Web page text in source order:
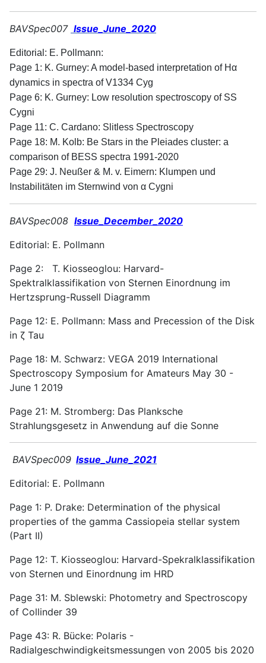
BAVSpec007 Issue_June_2020
Editorial: E. Pollmann:
Page 1: K. Gurney: A model-based interpretation of Hα
dynamics in spectra of V1334 Cyg
Page 6: K. Gurney: Low resolution spectroscopy of SS
Cygni
Page 11: C. Cardano: Slitless Spectroscopy
Page 18: M. Kolb: Be Stars in the Pleiades cluster: a
comparison of BESS spectra 1991-2020
Page 29: J. Neußer & M. v. Eimern: Klumpen und
Instabilitäten im Sternwind von α Cygni
BAVSpec008 Issue_December_2020
Editorial: E. Pollmann
Page 2: T. Kiosseoglou: Harvard-
Spektralklassifikation von Sternen Einordnung im
Hertzsprung-Russell Diagramm
Page 12: E. Pollmann: Mass and Precession of the Disk
in ζ Tau
Page 18: M. Schwarz: VEGA 2019 International
Spectroscopy Symposium for Amateurs May 30 -
June 1 2019
Page 21: M. Stromberg: Das Planksche
Strahlungsgesetz in Anwendung auf die Sonne
BAVSpec009 Issue_June_2021
Editorial: E. Pollmann
Page 1: P. Drake: Determination of the physical
properties of the gamma Cassiopeia stellar system
(Part II)
Page 12: T. Kiosseoglou: Harvard-Spekralklassifikation
von Sternen und Einordnung im HRD
Page 31: M. Sblewski: Photometry and Spectroscopy
of Collinder 39
Page 43: R. Bücke: Polaris -
Radialgeschwindigkeitsmessungen von 2005 bis 2020